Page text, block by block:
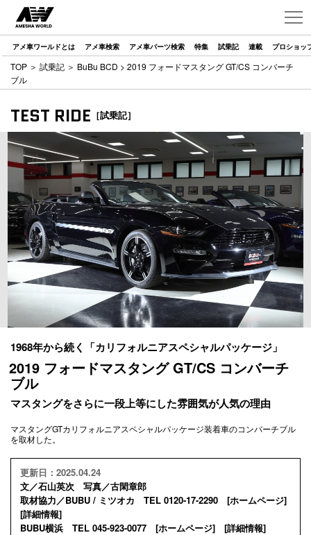
アメ車ワールドとは アメ車検索 アメ車パーツ検索 特集 試乗記 連載 プロショッ
TOP ＞ 試乗記 ＞ BuBu BCD > 2019 フォードマスタング GT/CS コンバーチ
ブル
TEST RIDE ［試乗記］
1968年から続く「カリフォルニアスペシャルパッケージ」
2019 フォードマスタング GT/CS コンバーチ
ブル
マスタングをさらに一段上等にした雰囲気が人気の理由
マスタングGTカリフォルニアスペシャルパッケージ装着車のコンバーチブル
を取材した。
更新日：2025.04.24
文／石山英次 写真／古閑章郎
取材協力／BUBU / ミツオカ TEL 0120-17-2290 [ホームページ]
[詳細情報]
BUBU横浜 TEL 045-923-0077 [ホームページ] [詳細情報]